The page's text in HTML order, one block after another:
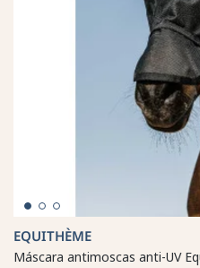
EQUITHÈME
Máscara antimoscas anti-UV